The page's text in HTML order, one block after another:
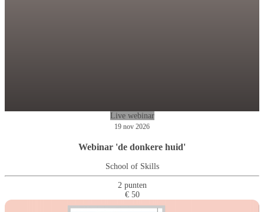
Live webinar
19 nov 2026
Webinar 'de donkere huid'
School of Skills
2 punten
€ 50